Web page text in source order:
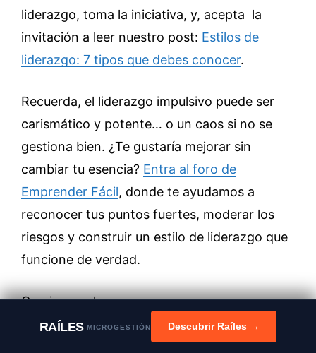
liderazgo, toma la iniciativa, y, acepta la
invitación a leer nuestro post: Estilos de
liderazgo: 7 tipos que debes conocer.
Recuerda, el liderazgo impulsivo puede ser
carismático y potente… o un caos si no se
gestiona bien. ¿Te gustaría mejorar sin
cambiar tu esencia? Entra al foro de
Emprender Fácil, donde te ayudamos a
reconocer tus puntos fuertes, moderar los
riesgos y construir un estilo de liderazgo que
funcione de verdad.
Gracias por leernos.
RAÍLESMICROGESTIÓN Descubrir Raíles →